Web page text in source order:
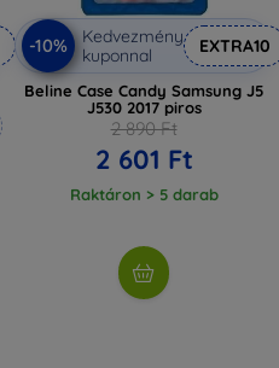
-10%
Kedvezmény
kuponnal
EXTRA10
Beline Case Candy Samsung J5
J530 2017 piros
2 890 Ft
2 601 Ft
Raktáron > 5 darab